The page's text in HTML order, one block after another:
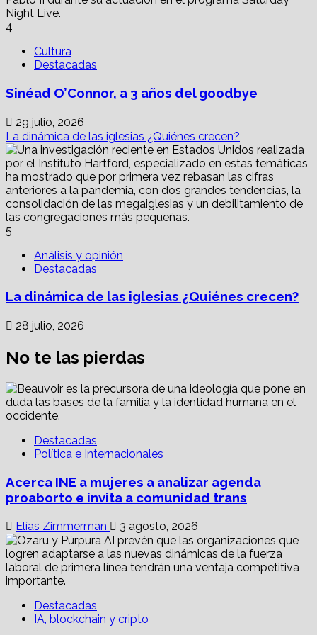
4
Cultura
Destacadas
Sinéad O’Connor, a 3 años del goodbye
29 julio, 2026
La dinámica de las iglesias ¿Quiénes crecen?
5
Análisis y opinión
Destacadas
La dinámica de las iglesias ¿Quiénes crecen?
28 julio, 2026
No te las pierdas
Destacadas
Política e Internacionales
Acerca INE a mujeres a analizar agenda
proaborto e invita a comunidad trans
Elías Zimmerman 3 agosto, 2026
Destacadas
IA, blockchain y cripto